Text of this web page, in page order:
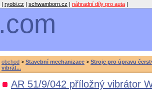
| ryobi.cz | schwamborn.cz | náhradní díly pro auta |
.com
obchod > Stavební mechanizace > Stroje pro úpravu
vibrát...
AR 51/9/042 příložný vibrátor